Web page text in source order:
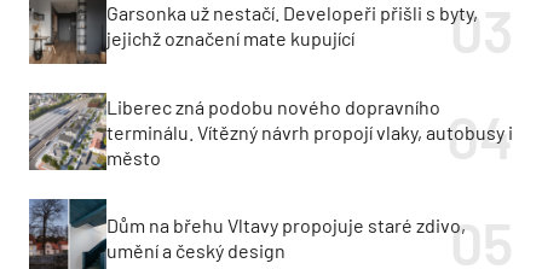
Garsonka už nestačí. Developeři přišli s byty,
jejichž označení mate kupující
Liberec zná podobu nového dopravního
terminálu. Vítězný návrh propojí vlaky, autobusy i
město
Dům na břehu Vltavy propojuje staré zdivo,
umění a český design